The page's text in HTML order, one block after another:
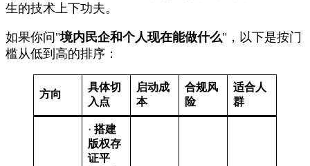
生的技术上下功夫。
如果你问"境内民企和个人现在能做什么"，以下是按门
槛从低到高的排序：
方向
具体切
入点
启动成
本
合规风
险
适合人
群
· 搭建
版权存
证平